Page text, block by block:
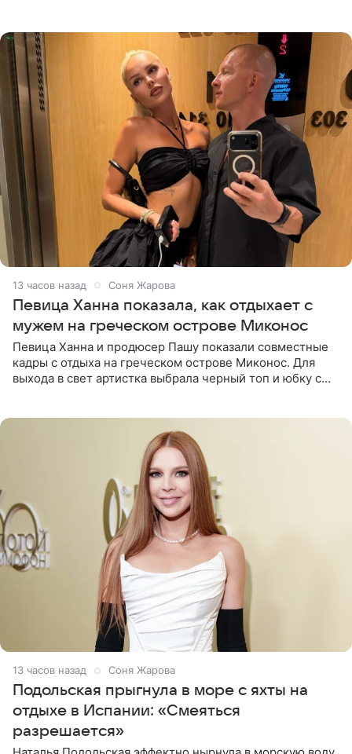
13 часов назад Соня Жарова
Певица Ханна показала, как отдыхает с
мужем на греческом острове Миконос
Певица Ханна и продюсер Пашу показали совместные
кадры с отдыха на греческом острове Миконос. Для
выхода в свет артистка выбрала черный топ и юбку с
13 часов назад Соня Жарова
Подольская прыгнула в море с яхты на
отдыхе в Испании: «Смеяться
разрешается»